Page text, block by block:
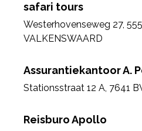
safari tours
Westerhovenseweg 27,
VALKENSWAARD
Assurantiekantoor A.
Stationsstraat 12 A, 7641
Reisburo Apollo